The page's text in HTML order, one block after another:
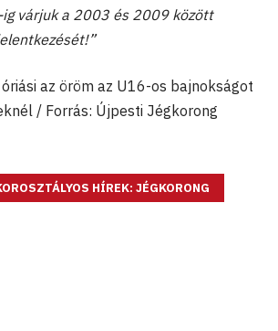
várjuk a 2003 és 2009 között
az öröm az U16-os bajnokságot
/ Forrás: Újpesti Jégkorong
HÍREK: JÉGKORONG